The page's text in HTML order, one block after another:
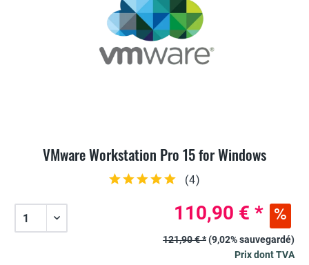
VMware Workstation Pro 15 for Windows
(4)
110,90 € *
121,90 € *(9,02% sauvegardé)
Prix dont TVA